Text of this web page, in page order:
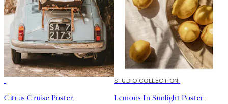
Citrus Cruise Poster
50%*
STUDIO COLLECTION
Lemons In Sunlight Poster